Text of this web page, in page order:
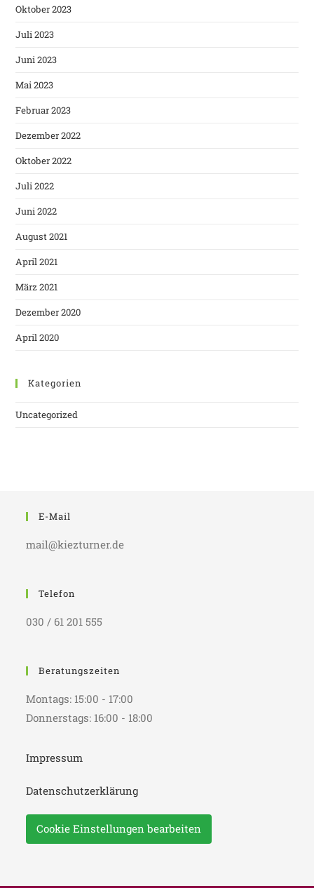
Oktober 2023
Juli 2023
Juni 2023
Mai 2023
Februar 2023
Dezember 2022
Oktober 2022
Juli 2022
Juni 2022
August 2021
April 2021
März 2021
Dezember 2020
April 2020
Kategorien
Uncategorized
E-Mail
mail@kiezturner.de
Telefon
030 / 61 201 555
Beratungszeiten
Montags: 15:00 - 17:00
Donnerstags: 16:00 - 18:00
Impressum
Datenschutzerklärung
Cookie Einstellungen bearbeiten